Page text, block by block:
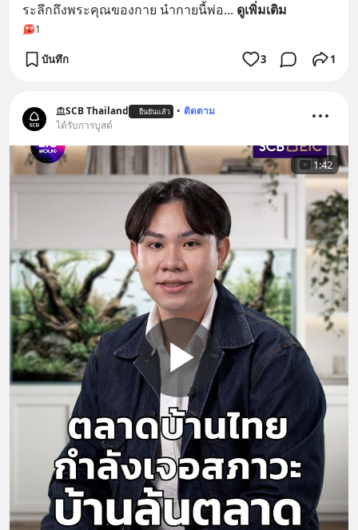
ระลึกถึงพระคุณของกาย นำกายนี้พ่อ... ดูเพิ่มเติม
1
บันทึก 3 1
SCB Thailand ยืนยันแล้ว • ติดตาม
ได้รับการบูสต์
1:42